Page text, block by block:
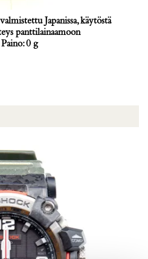
Japanissa, käytöstä
panttilainaamoon
0 g